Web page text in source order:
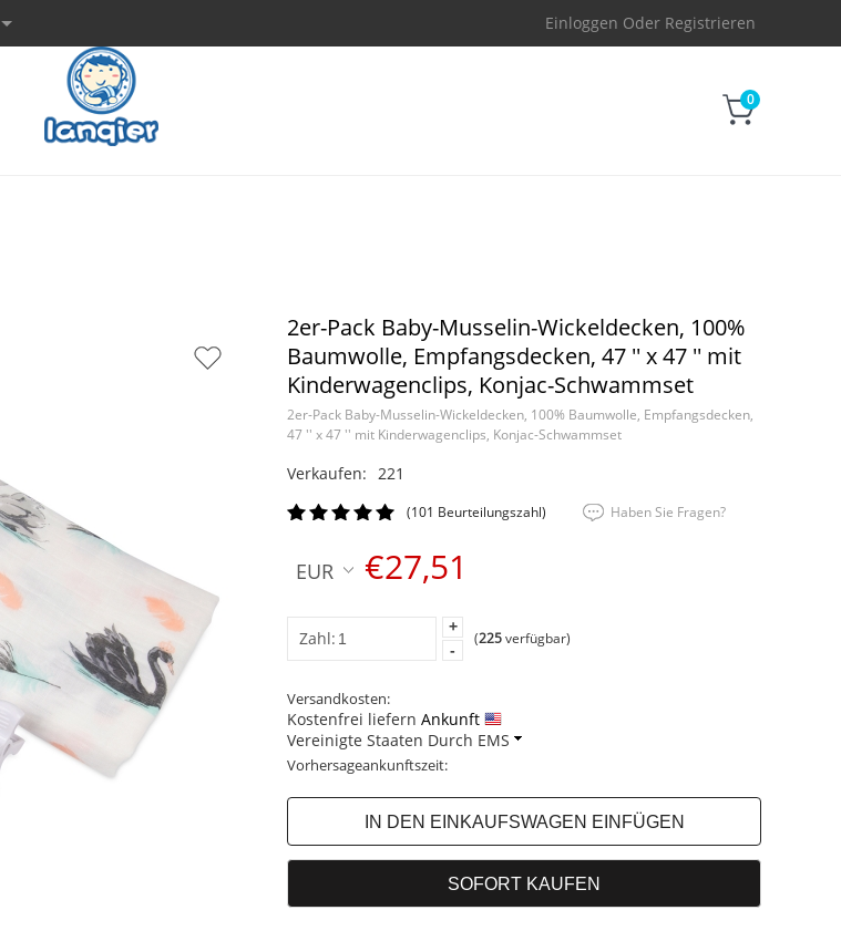
Einloggen Oder Registrieren
0
2er-Pack Baby-Musselin-Wickeldecken, 100%
Baumwolle, Empfangsdecken, 47 '' x 47 '' mit
Kinderwagenclips, Konjac-Schwammset
2er-Pack Baby-Musselin-Wickeldecken, 100% Baumwolle, Empfangsdecken,
47 '' x 47 '' mit Kinderwagenclips, Konjac-Schwammset
Verkaufen: 221
(101 Beurteilungszahl) Haben Sie Fragen?
EUR €27,51
Zahl:
+
-
(225verfügbar)
Versandkosten:
Kostenfrei liefern Ankunft
Vereinigte Staaten Durch EMS
Vorhersageankunftszeit: